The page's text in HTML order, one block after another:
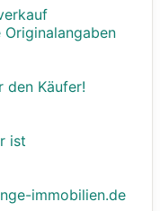
den Käufer!
ist
immobilien.de